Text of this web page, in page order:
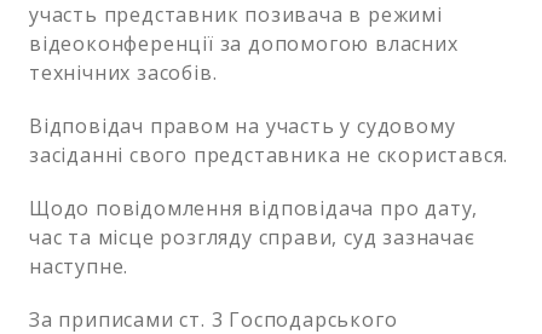
участь представник позивача в режимі
відеоконференції за допомогою власних
технічних засобів.
Відповідач правом на участь у судовому
засіданні свого представника не скористався.
Щодо повідомлення відповідача про дату,
час та місце розгляду справи, суд зазначає
наступне.
За приписами ст. 3 Господарського